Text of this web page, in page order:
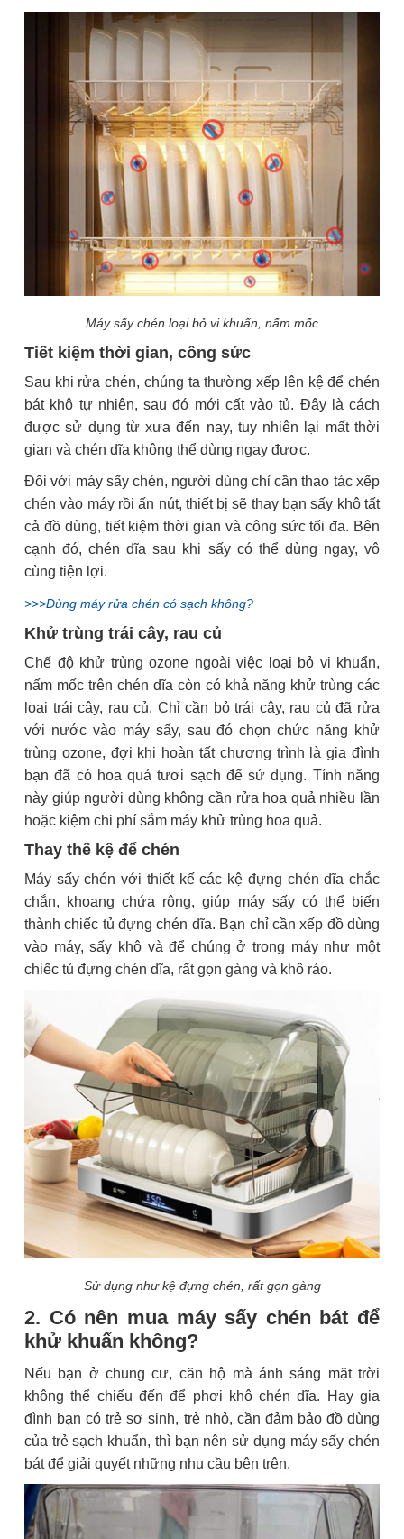
Máy sấy chén loại bỏ vi khuẩn, nấm mốc
Tiết kiệm thời gian, công sức
Sau khi rửa chén, chúng ta thường xếp lên kệ để chén
bát khô tự nhiên, sau đó mới cất vào tủ. Đây là cách
được sử dụng từ xưa đến nay, tuy nhiên lại mất thời
gian và chén dĩa không thể dùng ngay được.
Đối với máy sấy chén, người dùng chỉ cần thao tác xếp
chén vào máy rồi ấn nút, thiết bị sẽ thay bạn sấy khô tất
cả đồ dùng, tiết kiệm thời gian và công sức tối đa. Bên
cạnh đó, chén dĩa sau khi sấy có thể dùng ngay, vô
cùng tiện lợi.
>>>Dùng máy rửa chén có sạch không?
Khử trùng trái cây, rau củ
Chế độ khử trùng ozone ngoài việc loại bỏ vi khuẩn,
nấm mốc trên chén dĩa còn có khả năng khử trùng các
loại trái cây, rau củ. Chỉ cần bỏ trái cây, rau củ đã rửa
với nước vào máy sấy, sau đó chọn chức năng khử
trùng ozone, đợi khi hoàn tất chương trình là gia đình
bạn đã có hoa quả tươi sạch để sử dụng. Tính năng
này giúp người dùng không cần rửa hoa quả nhiều lần
hoặc kiệm chi phí sắm máy khử trùng hoa quả.
Thay thế kệ để chén
Máy sấy chén với thiết kế các kệ đựng chén dĩa chắc
chắn, khoang chứa rộng, giúp máy sấy có thể biến
thành chiếc tủ đựng chén dĩa. Bạn chỉ cần xếp đồ dùng
vào máy, sấy khô và để chúng ở trong máy như một
chiếc tủ đựng chén dĩa, rất gọn gàng và khô ráo.
Sử dụng như kệ đựng chén, rất gọn gàng
2. Có nên mua máy sấy chén bát để
khử khuẩn không?
Nếu bạn ở chung cư, căn hộ mà ánh sáng mặt trời
không thể chiếu đến để phơi khô chén dĩa. Hay gia
đình bạn có trẻ sơ sinh, trẻ nhỏ, cần đảm bảo đồ dùng
của trẻ sạch khuẩn, thì bạn nên sử dụng máy sấy chén
bát để giải quyết những nhu cầu bên trên.